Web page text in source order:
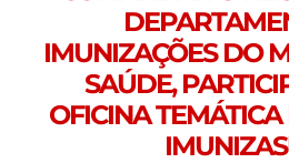
IMUNIZAÇÕES DO
SAÚDE,
OFICINA